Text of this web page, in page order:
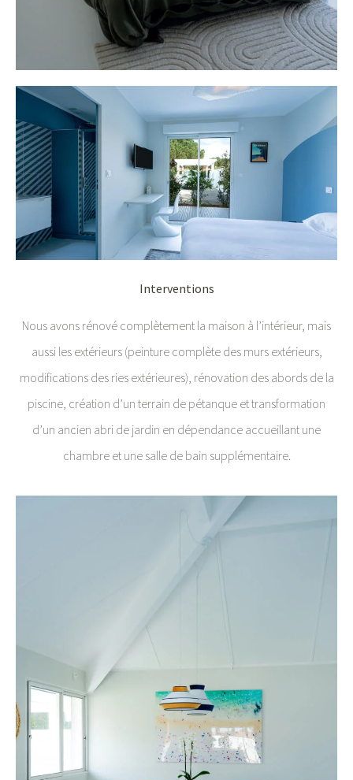
Interventions
Nous avons rénové complètement la maison à l’intérieur, mais
aussi les extérieurs (peinture complète des murs extérieurs,
modifications des ries extérieures), rénovation des abords de la
piscine, création d’un terrain de pétanque et transformation
d’un ancien abri de jardin en dépendance accueillant une
chambre et une salle de bain supplémentaire.